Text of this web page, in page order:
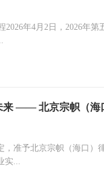
年4月2日，2026年第
来 —— 北京宗帜（海
准予北京宗帜（海口）
...